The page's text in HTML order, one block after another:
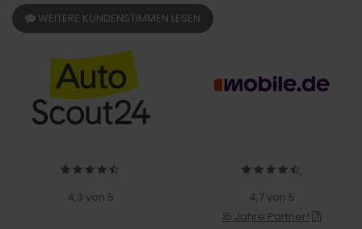
WEITERE KUNDENSTIMMEN LESEN
4,3 von 5
4,7 von 5
15 Jahre Partner!